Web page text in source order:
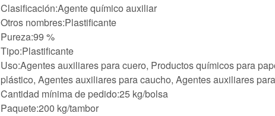
Clasificación:Agente químico auxiliar
Otros nombres:Plastificante
Pureza:99 %
Tipo:Plastificante
Uso:Agentes auxiliares para cuero, Productos químicos para
plástico, Agentes auxiliares para caucho, Agentes auxiliares
Cantidad mínima de pedido:25 kg/bolsa
Paquete:200 kg/tambor